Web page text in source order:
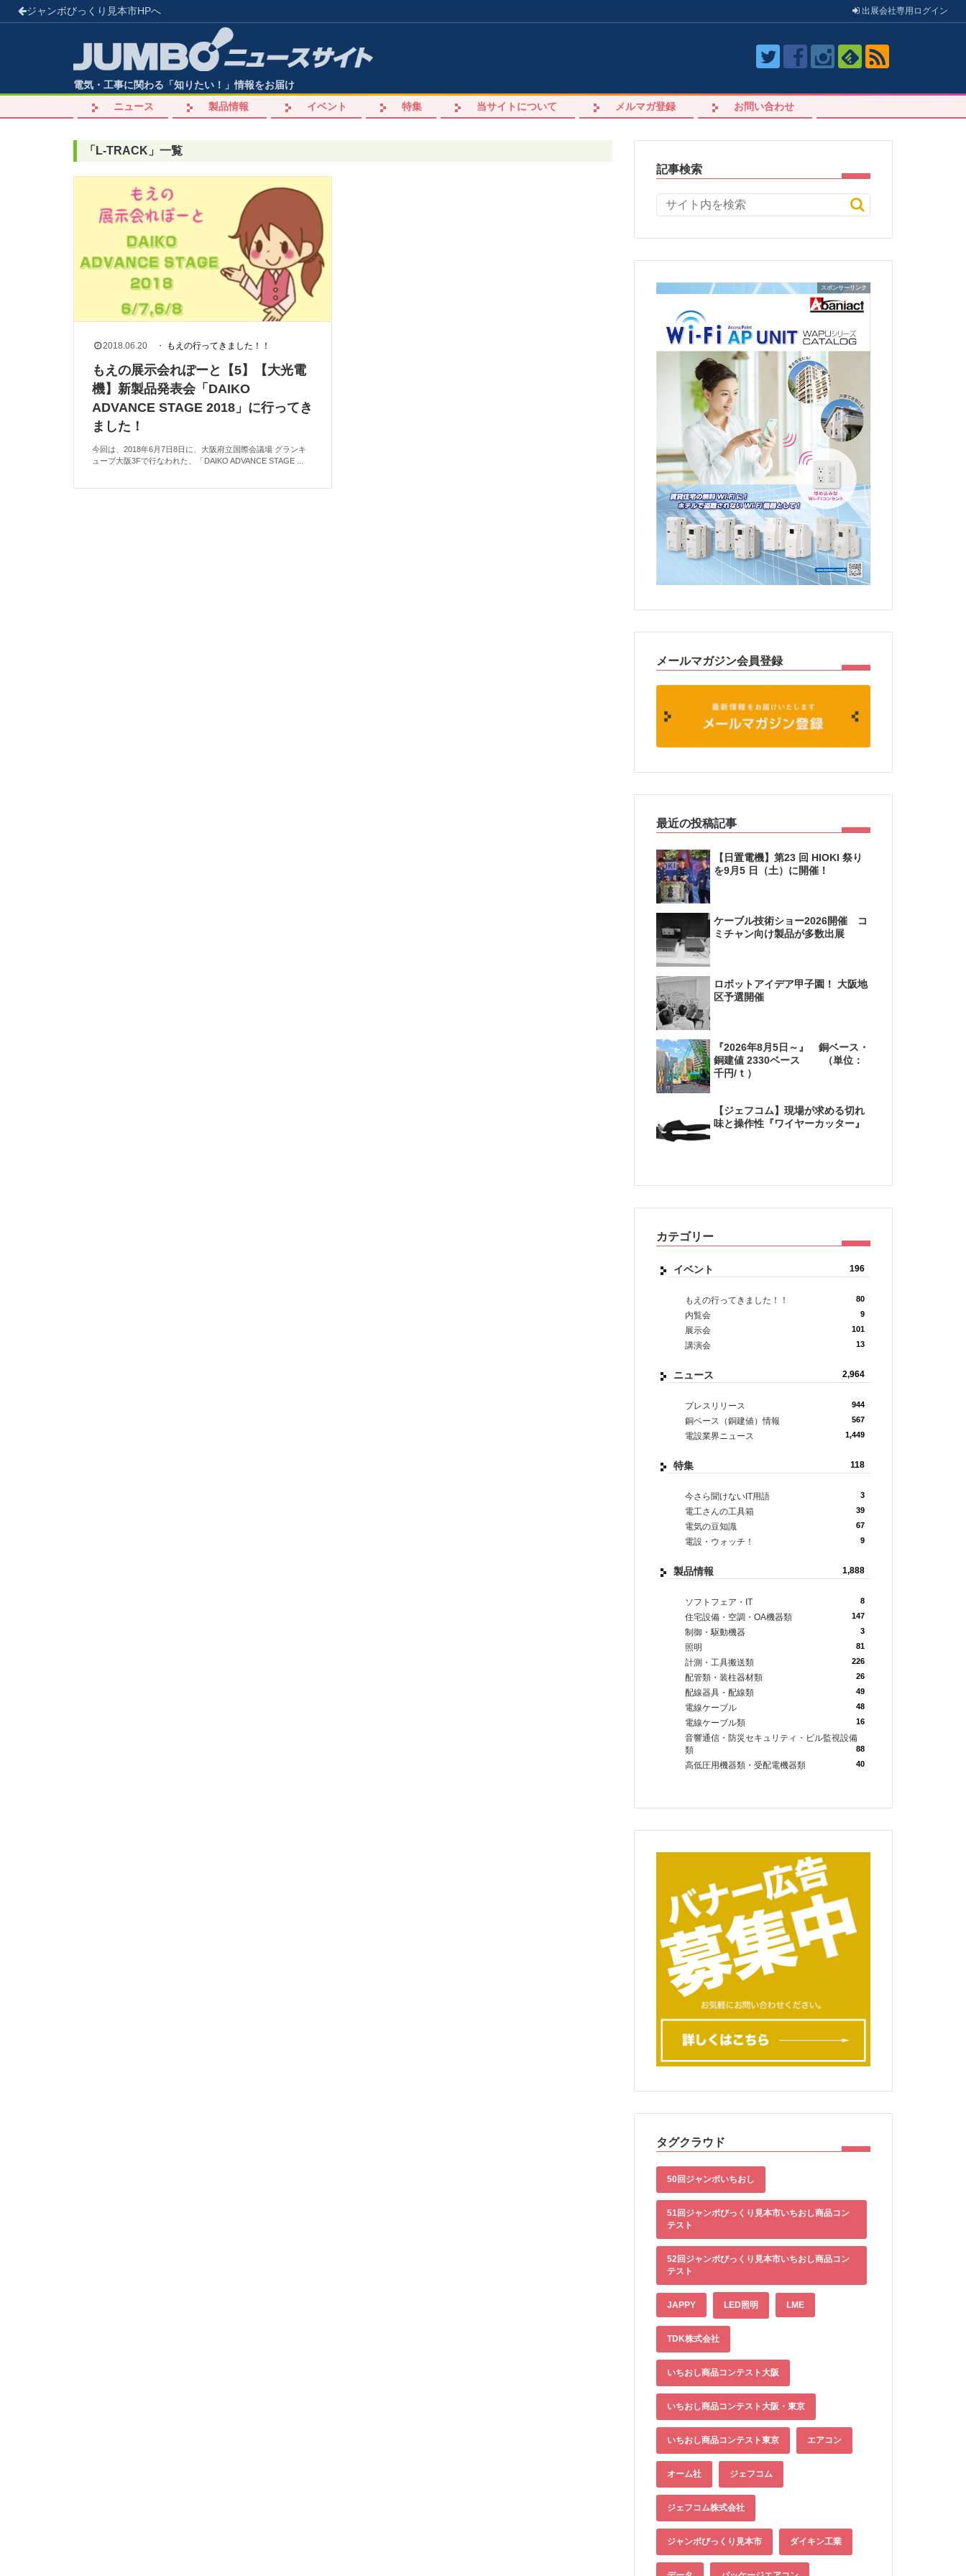
ジャンボびっくり見本市HPへ 出展会社専用 ログイン
電気・工事に関わる「知りたい！」情報をお届け
ニュース
製品情報 イベント 特集 当サイトについて メルマガ登録 お問い合わせ
「 L-TRACK 」 一覧
2018.06.20 ・ もえの行ってきました！！
もえの展示会れぽーと【5】【大光電
機】新製品発表会「DAIKO
ADVANCE STAGE 2018」に行ってき
ました！
今回は、2018年6月7日8日に、大阪府立国際会議場 グランキ
ューブ大阪3Fで行なわれた、「DAIKO ADVANCE STAGE ...
記事検索
メールマガジン会員登録
最近の投稿記事
【日置電機】第23 回 HIOKI 祭り
を9月5 日（土）に開催！
ケーブル技術ショー2026開催 コ
ミチャン向け製品が多数出展
ロボットアイデア甲子園！ 大阪地
区予選開催
『2026年8月5日～』 銅ベース・
銅建値 2330ベース （単位：
千円/ｔ）
【ジェフコム】現場が求める切れ
味と操作性『ワイヤーカッター』
カテゴリー
イベント 196
もえの行ってきました！！ 80
内覧会 9
展示会 101
講演会 13
ニュース 2,964
プレスリリース 944
銅ベース（銅建値）情報 567
電設業界ニュース 1,449
特集 118
今さら聞けないIT用語 3
電工さんの工具箱 39
電気の豆知識 67
電設・ウォッチ！ 9
製品情報 1,888
ソフトフェア・IT 8
住宅設備・空調・OA機器類 147
制御・駆動機器 3
照明 81
計測・工具搬送類 226
配管類・装柱器材類 26
配線器具・配線類 49
電線ケーブル 48
電線ケーブル類 16
音響通信・防災セキュリティ・ビル監視設備
類
88
高低圧用機器類・受配電機器類 40
タグクラウド
50回ジャンボいちおし
51回ジャンボびっくり見本市いちおし商品コン
テスト
52回ジャンボびっくり見本市いちおし商品コン
テスト
JAPPY LED照明 LME
TDK株式会社
いちおし商品コンテスト大阪
いちおし商品コンテスト大阪・東京
いちおし商品コンテスト東京 エアコン
オーム社 ジェフコム
ジェフコム株式会社
ジャンボびっくり見本市 ダイキン工業